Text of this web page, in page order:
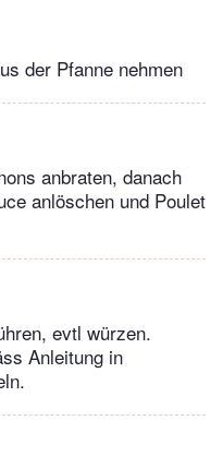
der Pfanne nehmen
anbraten, danach
anlöschen und Poulet
evtl würzen.
Anleitung in